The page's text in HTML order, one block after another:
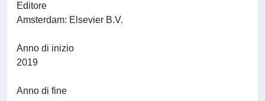
Editore
Anno di inizio
Anno di fine